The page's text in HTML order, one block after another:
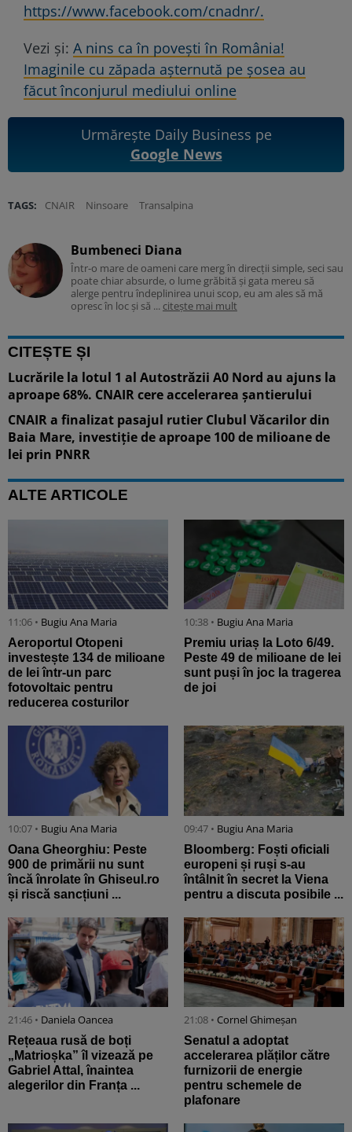
https://www.facebook.com/cnadnr/.
Vezi și: A nins ca în povești în România!
Imaginile cu zăpada așternută pe șosea au
făcut înconjurul mediului online
Urmărește Daily Business pe
Google News
TAGS: CNAIR Ninsoare Transalpina
Bumbeneci Diana
Într-o mare de oameni care merg în direcții simple, seci sau
poate chiar absurde, o lume grăbită și gata mereu să
alerge pentru îndeplinirea unui scop, eu am ales să mă
opresc în loc și să ... citește mai mult
CITEȘTE ȘI
Lucrările la lotul 1 al Autostrăzii A0 Nord au ajuns la
aproape 68%. CNAIR cere accelerarea șantierului
CNAIR a finalizat pasajul rutier Clubul Văcarilor din
Baia Mare, investiție de aproape 100 de milioane de
lei prin PNRR
ALTE ARTICOLE
11:06 • Bugiu ⁠Ana Maria
Aeroportul Otopeni
investește 134 de milioane
de lei într-un parc
fotovoltaic pentru
reducerea costurilor
10:38 • Bugiu ⁠Ana Maria
Premiu uriaș la Loto 6/49.
Peste 49 de milioane de lei
sunt puși în joc la tragerea
de joi
10:07 • Bugiu ⁠Ana Maria
Oana Gheorghiu: Peste
900 de primării nu sunt
încă înrolate în Ghiseul.ro
și riscă sancțiuni ...
09:47 • Bugiu ⁠Ana Maria
Bloomberg: Foști oficiali
europeni și ruși s-au
întâlnit în secret la Viena
pentru a discuta posibile ...
21:46 • Daniela Oancea
Rețeaua rusă de boți
„Matrioșka” îl vizează pe
Gabriel Attal, înaintea
alegerilor din Franța ...
21:08 • Cornel Ghimeșan
Senatul a adoptat
accelerarea plăților către
furnizorii de energie
pentru schemele de
plafonare